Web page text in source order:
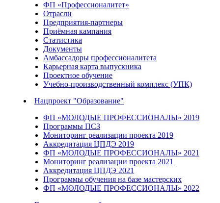
ФП «Профессионалитет»
Отрасли
Предприятия-партнеры
Приёмная кампания
Статистика
Документы
Амбассадоры профессионалитета
Карьерная карта выпускника
Проектное обучение
Учебно-производственный комплекс (УПК)
Нацпроект "Образование"
ФП «МОЛОДЫЕ ПРОФЕССИОНАЛЫ» 2019
Программы ПСЗ
Мониторинг реализации проекта 2019
Аккредитация ЦПДЭ 2019
ФП «МОЛОДЫЕ ПРОФЕССИОНАЛЫ» 2021
Мониторинг реализации проекта 2021
Аккредитация ЦПДЭ 2021
Программы обучения на базе мастерских
ФП «МОЛОДЫЕ ПРОФЕССИОНАЛЫ» 2022